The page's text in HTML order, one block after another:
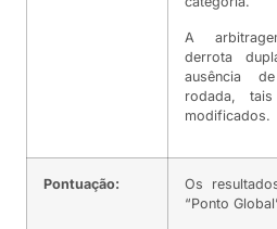
A
derrota
ausência
rodada,
modificados.
Pontuação:
Os
“Ponto